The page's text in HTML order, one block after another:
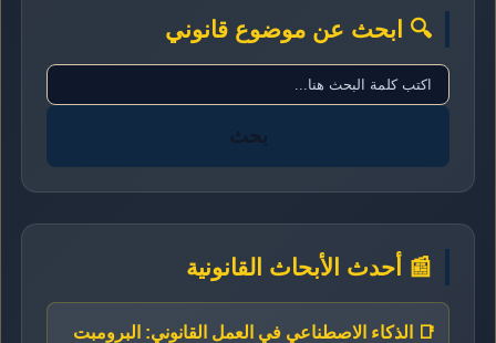
🔍 ابحث عن موضوع قانوني
بحث
📰 أحدث الأبحاث القانونية
📑 الذكاء الاصطناعي في العمل القانوني: البرومبت